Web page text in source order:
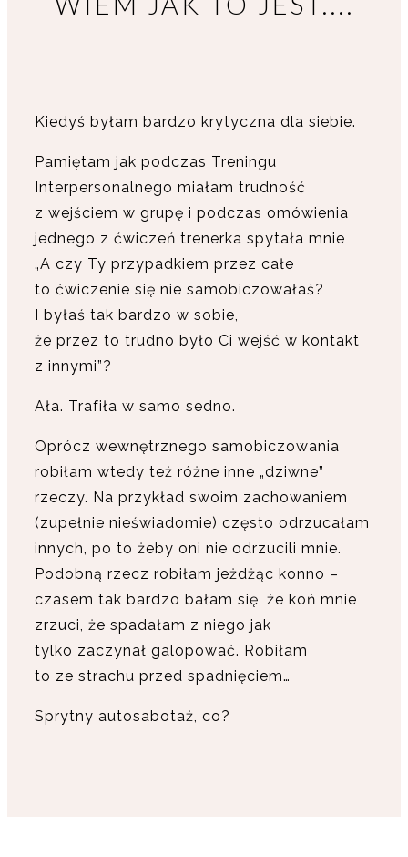
Kiedyś byłam bardzo krytyczna dla siebie.
Pamiętam jak podczas Treningu
Interpersonalnego miałam trudność
z wejściem w grupę i podczas omówienia
jednego z ćwiczeń trenerka spytała mnie
„A czy Ty przypadkiem przez całe
to ćwiczenie się nie samobiczowałaś?
I byłaś tak bardzo w sobie,
że przez to trudno było Ci wejść w kontakt
z innymi”?
Ała. Trafiła w samo sedno.
Oprócz wewnętrznego samobiczowania
robiłam wtedy też różne inne „dziwne”
rzeczy. Na przykład swoim zachowaniem
(zupełnie nieświadomie) często odrzucałam
innych, po to żeby oni nie odrzucili mnie.
Podobną rzecz robiłam jeżdżąc konno –
czasem tak bardzo bałam się, że koń mnie
zrzuci, że spadałam z niego jak
tylko zaczynał galopować. Robiłam
to ze strachu przed spadnięciem…
Sprytny autosabotaż, co?